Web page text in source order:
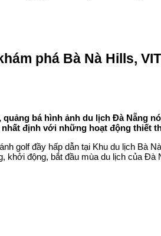
phá Bà Nà Hills,
bá hình ảnh du lịch Đà Nẵng
nhất định với những hoạt động thiết
golf đầy hấp dẫn tại Khu du lịch Bà
khởi động, bắt đầu mùa du lịch của Đà